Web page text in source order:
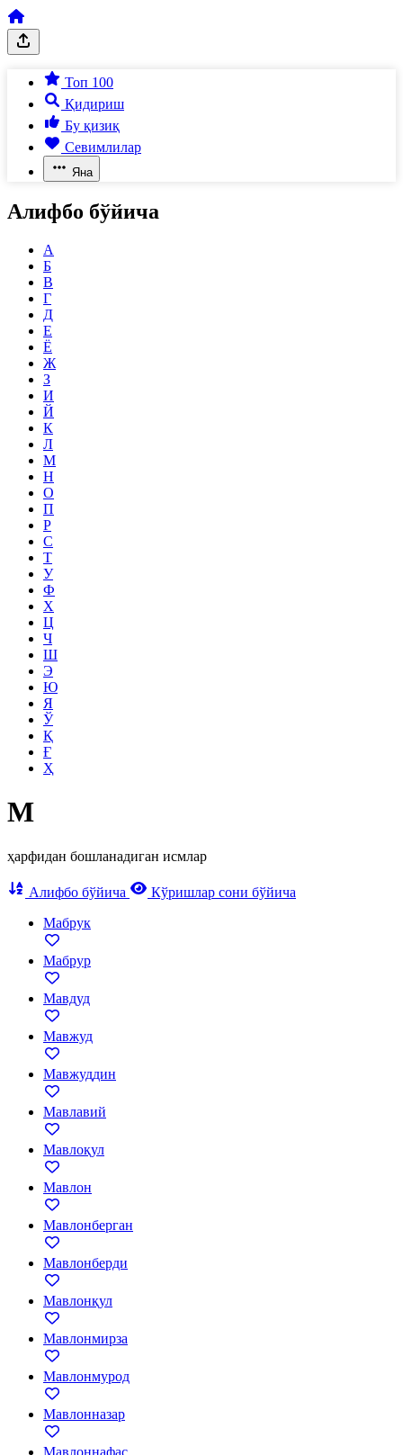
Топ 100
Қидириш
Бу қизиқ
Севимлилар
Яна
Алифбо бўйича
А
Б
В
Г
Д
Е
Ё
Ж
З
И
Й
К
Л
М
Н
О
П
Р
С
Т
У
Ф
Х
Ц
Ч
Ш
Э
Ю
Я
Ў
Қ
Ғ
Ҳ
М
ҳарфидан бошланадиган исмлар
Алифбо бўйича
Кўришлар сони бўйича
Мабрук
Мабрур
Мавдуд
Мавжуд
Мавжуддин
Мавлавий
Мавлоқул
Мавлон
Мавлонберган
Мавлонберди
Мавлонқул
Мавлонмирза
Мавлонмурод
Мавлонназар
Мавлоннафас